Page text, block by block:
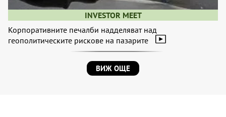
INVESTOR MEET
Корпоративните печалби надделяват над
геополитическите рискове на пазарите
ВИЖ ОЩЕ